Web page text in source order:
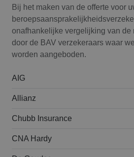
Bij het maken van de offerte voor
onafhankelijke vergelijking van de
door de BAV verzekeraars waar
worden aangeboden.
AIG
Allianz
Chubb Insurance
CNA Hardy